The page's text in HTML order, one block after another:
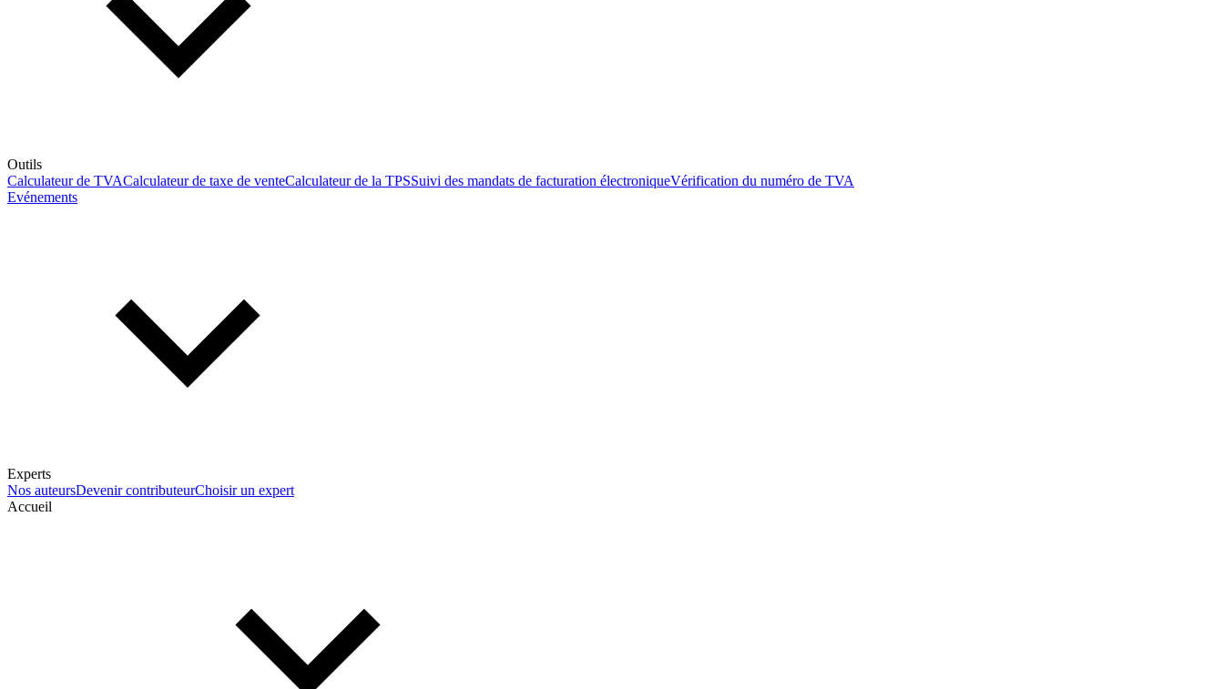
Outils
Calculateur de TVACalculateur de taxe de venteCalculateur de la TPSSuivi des mandats de facturation électroniqueVérification du numéro de TVA
Evénements
Experts
Nos auteursDevenir contributeurChoisir un expert
Accueil